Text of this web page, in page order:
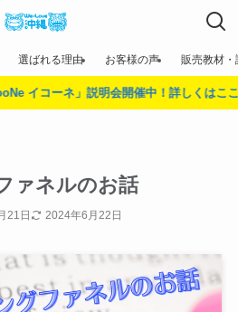
選ばれる理由 お客様の声 販売教材・
説明会開催中！詳しくはここをタップ！
ァネルのお話
21日 2024年6月22日